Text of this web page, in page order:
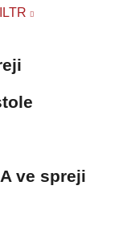
ve spreji